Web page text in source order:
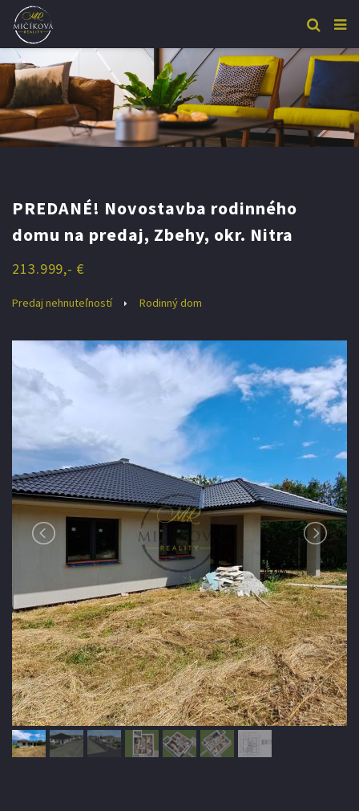
PREDANÉ! Novostavba rodinného
domu na predaj, Zbehy, okr. Nitra
213.999,- €
Predaj nehnuteľností Rodinný dom